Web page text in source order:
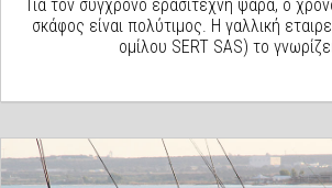
Για τον σύγχρονο ερασιτέχνη ψαρά, ο
σκάφος είναι πολύτιμος. Η γαλλική
ομίλου SERT SAS) το